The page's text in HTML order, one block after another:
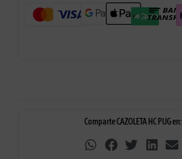
Comparte CAZOLETA HC PUG en: